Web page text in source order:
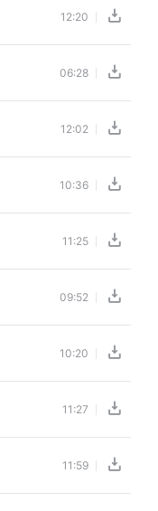
12:20
06:28
12:02
10:36
11:25
09:52
10:20
11:27
11:59